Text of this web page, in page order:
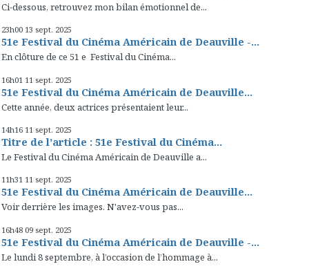
Ci-dessous, retrouvez mon bilan émotionnel de...
23h00 13 sept. 2025
51e Festival du Cinéma Américain de Deauville -...
En clôture de ce 51 e Festival du Cinéma...
16h01 11 sept. 2025
51e Festival du Cinéma Américain de Deauville...
Cette année, deux actrices présentaient leur...
14h16 11 sept. 2025
Titre de l’article : 51e Festival du Cinéma...
Le Festival du Cinéma Américain de Deauville a...
11h31 11 sept. 2025
51e Festival du Cinéma Américain de Deauville...
Voir derrière les images. N'avez-vous pas...
16h48 09 sept. 2025
51e Festival du Cinéma Américain de Deauville -...
Le lundi 8 septembre, à l’occasion de l’hommage à...